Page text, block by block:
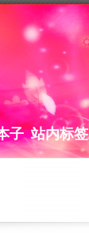
子 站内标签